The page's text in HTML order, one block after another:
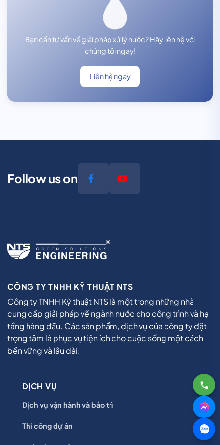
Bạn cần tư vấn về giải pháp xử lý nước? Hãy liên hệ với
chúng tôi ngay!
Liên hệ ngay
Follow us on
CÔNG TY TNHH KỸ THUẬT NTS
Công ty TNHH Kỹ thuật NTS là một trong những nhà
cung cấp giải pháp về ngành nước cho công trình và hạ
tầng hàng đầu. Các sản phẩm, dịch vụ của công ty đặt
trọng tâm là phục vụ tiện ích cho cuộc sống một cách
bền vững và lâu dài.
DỊCH VỤ
Dịch vụ vận hành và bảo trì
Thi công dự án